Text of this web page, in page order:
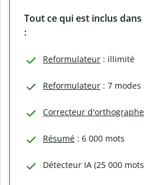
Tout ce qui est inclus
:
Reformulateur : illimité
Reformulateur : 7
Correcteur d'orthographe
Résumé : 6 000 mots
Détecteur IA (25 000